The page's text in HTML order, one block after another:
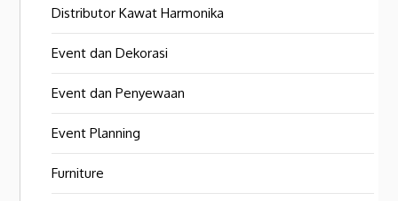
Distributor Kawat Harmonika
Event dan Dekorasi
Event dan Penyewaan
Event Planning
Furniture